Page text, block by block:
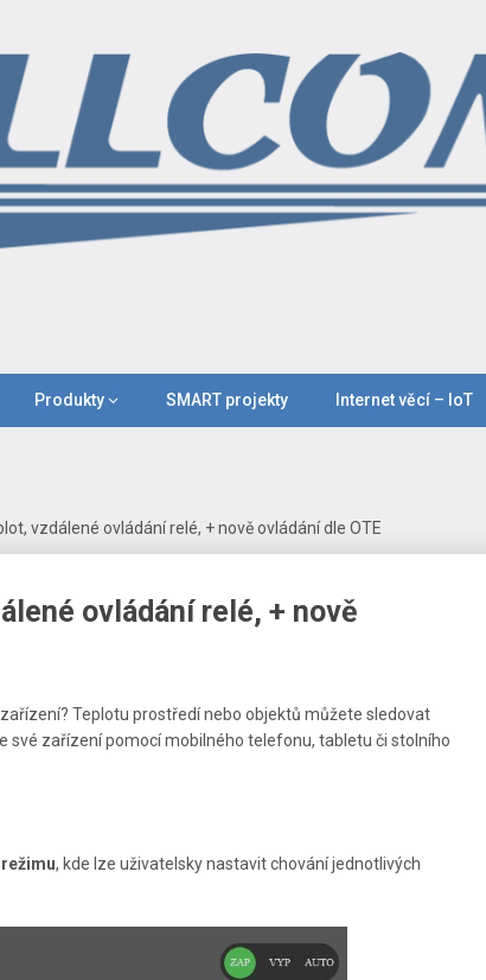
Produkty SMART projekty Internet věcí – IoT
vzdálené ovládání relé, + nově ovládání dle OTE
ovládání relé, + nově
Teplotu prostředí nebo objektů můžete sledovat
své zařízení pomocí mobilného telefonu, tabletu či stolního
, kde lze uživatelsky nastavit chování jednotlivých